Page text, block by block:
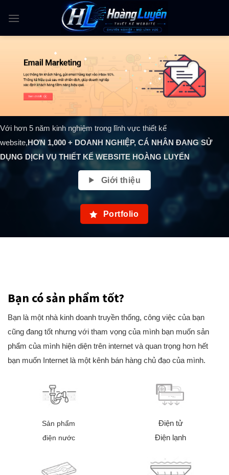
content
Với hơn 5 năm kinh nghiệm trong lĩnh vực thiết kế
website,HƠN 1,000 + DOANH NGHIỆP, CÁ NHÂN ĐANG SỬ
DỤNG DỊCH VỤ THIẾT KẾ WEBSITE HOÀNG LUYẾN
Giới thiệu
Portfolio
Bạn có sản phẩm tốt?
Bạn là một nhà kinh doanh truyền thống, công việc của bạn
cũng đang tốt nhưng với tham vọng của mình bạn muốn sản
phẩm của mình hiện diện trên internet và quan trọng hơn hết
bạn muốn Internet là một kênh bán hàng chủ đạo của mình.
Sản phẩm
điện nước
Điện tử
Điện lạnh